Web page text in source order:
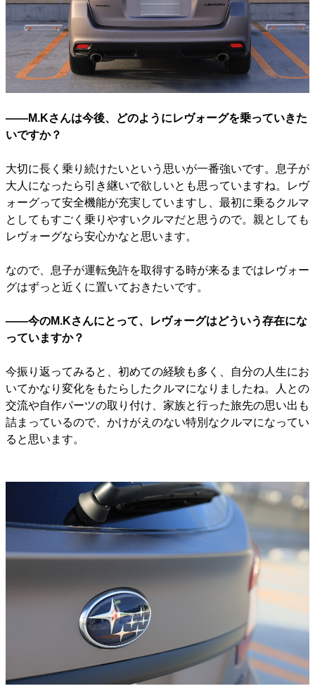
――M.Kさんは今後、どのようにレヴォーグを乗っていきた
いですか？
大切に長く乗り続けたいという思いが一番強いです。息子が
大人になったら引き継いで欲しいとも思っていますね。レヴ
ォーグって安全機能が充実していますし、最初に乗るクルマ
としてもすごく乗りやすいクルマだと思うので。親としても
レヴォーグなら安心かなと思います。
なので、息子が運転免許を取得する時が来るまではレヴォー
グはずっと近くに置いておきたいです。
――今のM.Kさんにとって、レヴォーグはどういう存在にな
っていますか？
今振り返ってみると、初めての経験も多く、自分の人生にお
いてかなり変化をもたらしたクルマになりましたね。人との
交流や自作パーツの取り付け、家族と行った旅先の思い出も
詰まっているので、かけがえのない特別なクルマになってい
ると思います。